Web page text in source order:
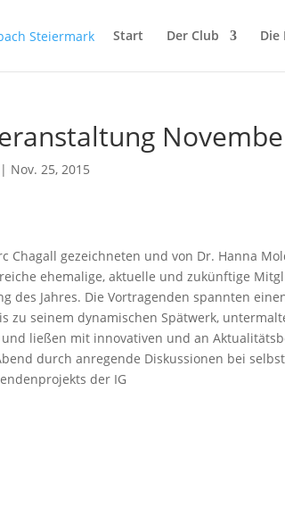
Start Der Club Die
| Nov. 25, 2015
Chagall gezeichneten und von Dr. Hanna
ehemalige, aktuelle und zukünftige
des Jahres. Die Vortragenden spannten
zu seinem dynamischen Spätwerk,
und ließen mit innovativen und an
durch anregende Diskussionen bei
der IG